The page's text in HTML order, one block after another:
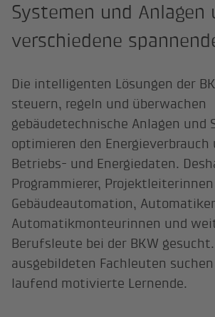
Systemen und Anlagen
verschiedene
Die intelligenten Lösungen der
steuern, regeln und überwachen
gebäudetechnische Anlagen und
optimieren den Energieverbrauch
Betriebs- und Energiedaten.
Programmierer, Projektleiterinnen
Gebäudeautomation,
Automatikmonteurinnen und
Berufsleute bei der BKW
ausgebildeten Fachleuten
laufend motivierte Lernende.